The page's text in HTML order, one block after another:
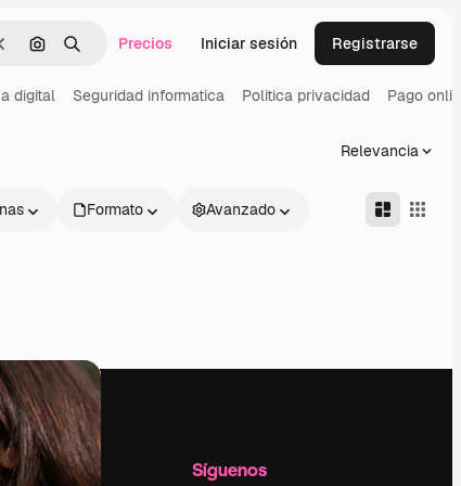
Buscar por imagen
BuscarPrecios Iniciar sesión Registrarse
digital Seguridad informatica Politica privacidad Pago
Relevancia
Formato Avanzado
Empresa Síguenos